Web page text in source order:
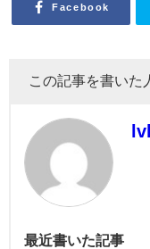
Facebook
この記事を書いた
最近書いた記事